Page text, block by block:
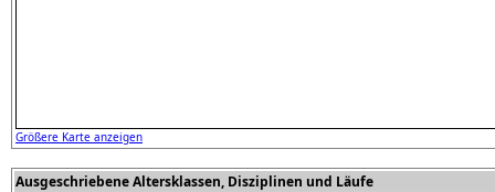
Größere Karte anzeigen
Ausgeschriebene Altersklassen, Disziplinen und Läufe